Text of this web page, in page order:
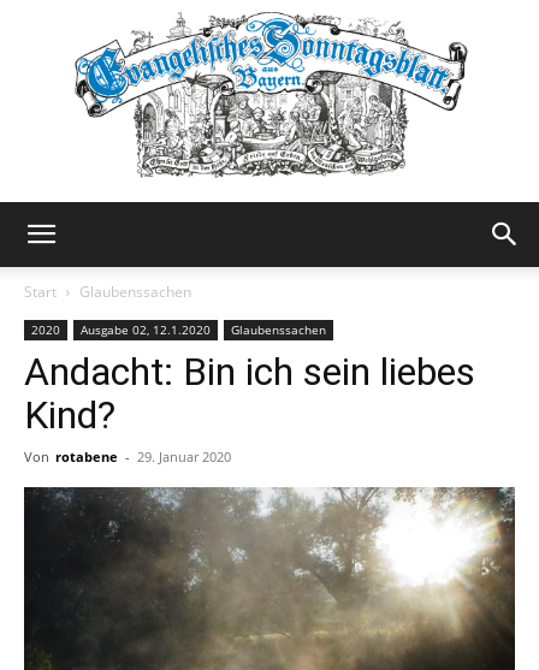
Sonntagsblatt
Start Glaubenssachen
2020 Ausgabe 02, 12.1.2020 Glaubenssachen
Andacht: Bin ich sein liebes
Kind?
Von rotabene - 29. Januar 2020